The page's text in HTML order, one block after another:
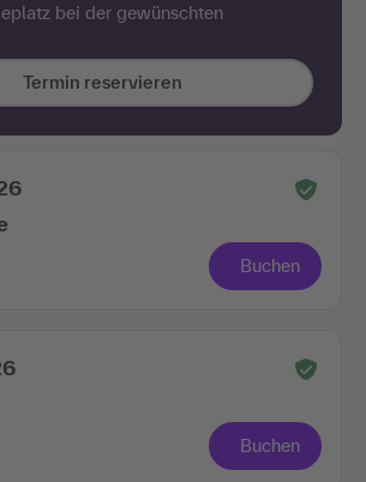
bei der gewünschten
Termin reservieren